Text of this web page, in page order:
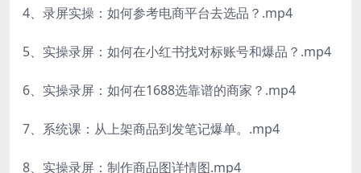
4、录屏实操：如何参考电商平台去选品？.mp4
5、实操录屏：如何在小红书找对标账号和爆品？.mp4
6、实操录屏：如何在1688选靠谱的商家？.mp4
7、系统课：从上架商品到发笔记爆单。.mp4
8、实操录屏：制作商品图详情图.mp4